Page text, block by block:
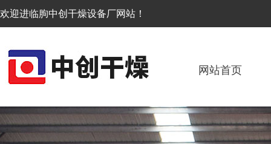
欢迎进临朐中创干燥设备厂网站！
网站首页